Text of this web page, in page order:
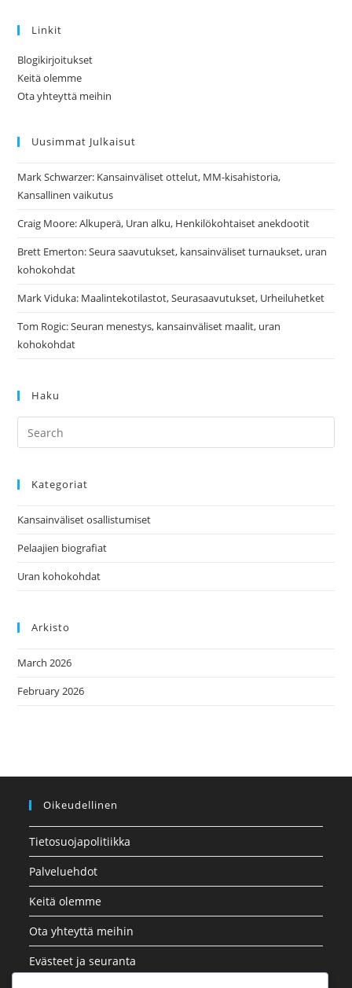
Linkit
Blogikirjoitukset
Keitä olemme
Ota yhteyttä meihin
Uusimmat Julkaisut
Mark Schwarzer: Kansainväliset ottelut, MM-kisahistoria,
Kansallinen vaikutus
Craig Moore: Alkuperä, Uran alku, Henkilökohtaiset anekdootit
Brett Emerton: Seura saavutukset, kansainväliset turnaukset, uran
kohokohdat
Mark Viduka: Maalintekotilastot, Seurasaavutukset, Urheiluhetket
Tom Rogic: Seuran menestys, kansainväliset maalit, uran
kohokohdat
Haku
Kategoriat
Kansainväliset osallistumiset
Pelaajien biografiat
Uran kohokohdat
Arkisto
March 2026
February 2026
Oikeudellinen
Tietosuojapolitiikka
Palveluehdot
Keitä olemme
Ota yhteyttä meihin
Evästeet ja seuranta